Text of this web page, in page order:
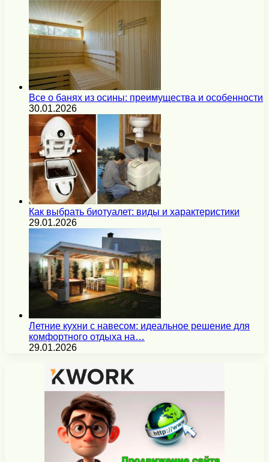
Все о банях из осины: преимущества и особенности
30.01.2026
Как выбрать биотуалет: виды и характеристики
29.01.2026
Летние кухни с навесом: идеальное решение для
комфортного отдыха на…
29.01.2026